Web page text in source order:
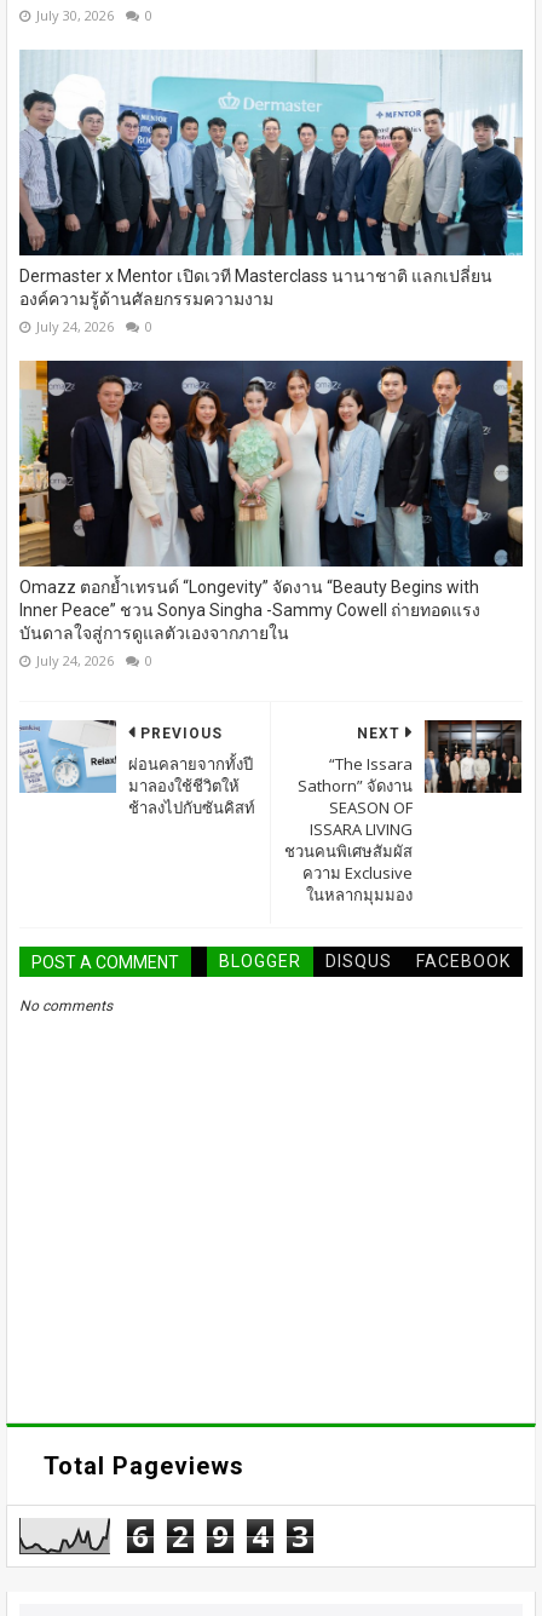
July 30, 2026 0
Dermaster x Mentor เปิดเวที Masterclass นานาชาติ​ แลกเปลี่ยน
องค์ความรู้ด้านศัลยกรรมความงาม
July 24, 2026 0
Omazz ตอกย้ำเทรนด์ “Longevity” จัดงาน “Beauty Begins with
Inner Peace” ชวน Sonya Singha -​Sammy Cowell ถ่ายทอดแรง
บันดาลใจสู่การดูแลตัวเองจากภายใน
July 24, 2026 0
NEXT
“The Issara
Sathorn” จัดงาน
SEASON OF
ISSARA LIVING
ชวนคนพิเศษสัมผัส
ความ Exclusive
ในหลากมุมมอง
PREVIOUS
ผ่อนคลายจากทั้งปี
มาลองใช้ชีวิตให้
ช้าลงไปกับซันคิสท์
POST A COMMENT BLOGGER DISQUS FACEBOOK
No comments
Total Pageviews
6 2 9 4 3